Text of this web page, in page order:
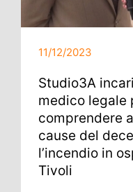
11/12/2023
Studio3A
medico legale
comprendere
cause del
l’incendio in
Tivoli